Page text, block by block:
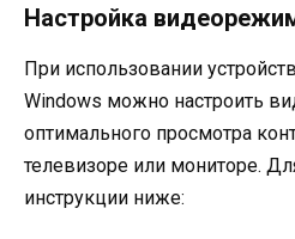
Настройка
При использовании
Windows можно настроить
оптимального просмотра
телевизоре или мониторе.
инструкции ниже: